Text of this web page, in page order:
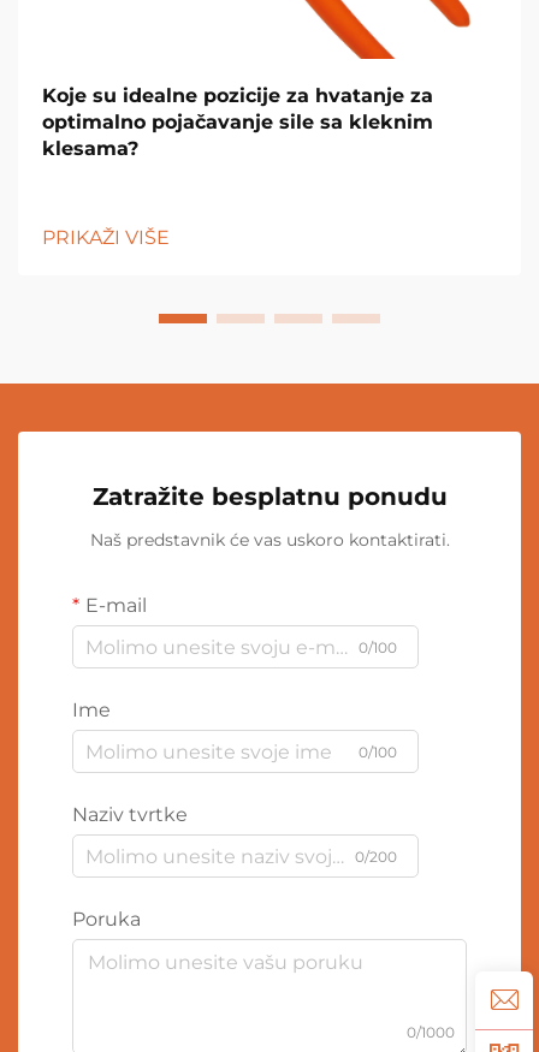
Koje su idealne pozicije za hvatanje za
optimalno pojačavanje sile sa kleknim
klesama?
PRIKAŽI VIŠE
Zatražite besplatnu ponudu
Naš predstavnik će vas uskoro kontaktirati.
E-mail
0/100
Ime
0/100
Naziv tvrtke
0/200
Poruka
0/1000